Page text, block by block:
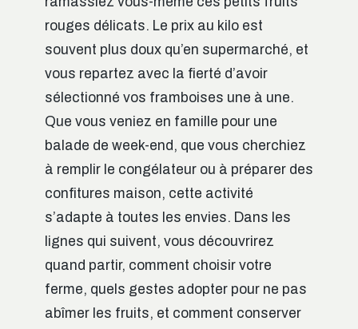
rouges délicats. Le prix au kilo est
souvent plus doux qu’en supermarché, et
vous repartez avec la fierté d’avoir
sélectionné vos framboises une à une.
Que vous veniez en famille pour une
balade de week-end, que vous cherchiez
à remplir le congélateur ou à préparer des
confitures maison, cette activité
s’adapte à toutes les envies. Dans les
lignes qui suivent, vous découvrirez
quand partir, comment choisir votre
ferme, quels gestes adopter pour ne pas
abîmer les fruits, et comment conserver